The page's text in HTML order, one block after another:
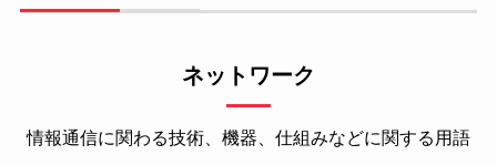
ネットワーク
情報通信に関わる技術、機器、仕組みなどに関する用語